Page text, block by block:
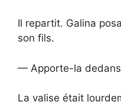
Il repartit. Galina
son fils.
— Apporte-la
La valise était